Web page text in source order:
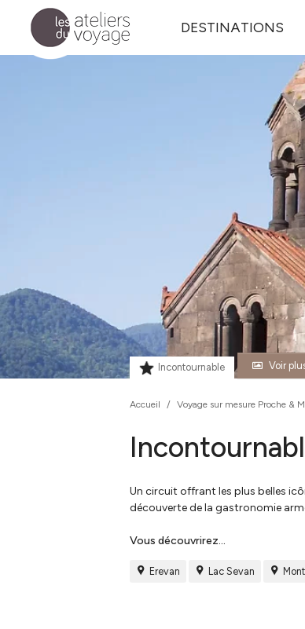
Aller au contenu principal
DESTINATIONS
Incontournable Voir
Accueil / Voyage sur mesure Proche &
Un circuit offrant les plus belles
découverte de la gastronomie
Vous découvrirez...
Erevan Lac Sevan